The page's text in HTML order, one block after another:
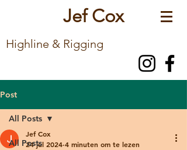
Jef Cox
Highline & Rigging
Post
All Posts
All Posts
Jef Cox
24 jul 2024 4 minuten om te lezen